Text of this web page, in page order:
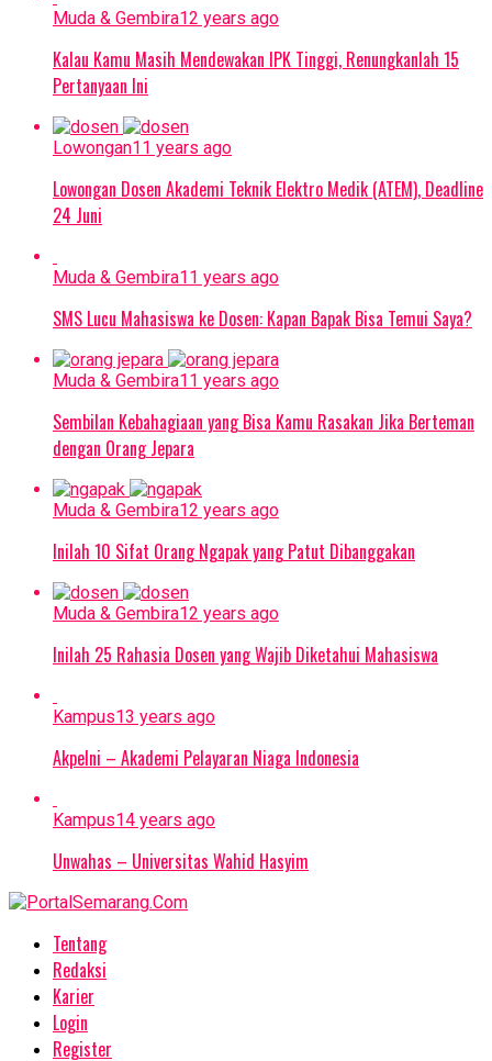
Muda & Gembira12 years ago
Kalau Kamu Masih Mendewakan IPK Tinggi, Renungkanlah 15
Pertanyaan Ini
Lowongan11 years ago
Lowongan Dosen Akademi Teknik Elektro Medik (ATEM), Deadline
24 Juni
Muda & Gembira11 years ago
SMS Lucu Mahasiswa ke Dosen: Kapan Bapak Bisa Temui Saya?
Muda & Gembira11 years ago
Sembilan Kebahagiaan yang Bisa Kamu Rasakan Jika Berteman
dengan Orang Jepara
Muda & Gembira12 years ago
Inilah 10 Sifat Orang Ngapak yang Patut Dibanggakan
Muda & Gembira12 years ago
Inilah 25 Rahasia Dosen yang Wajib Diketahui Mahasiswa
Kampus13 years ago
Akpelni – Akademi Pelayaran Niaga Indonesia
Kampus14 years ago
Unwahas – Universitas Wahid Hasyim
Tentang
Redaksi
Karier
Login
Register